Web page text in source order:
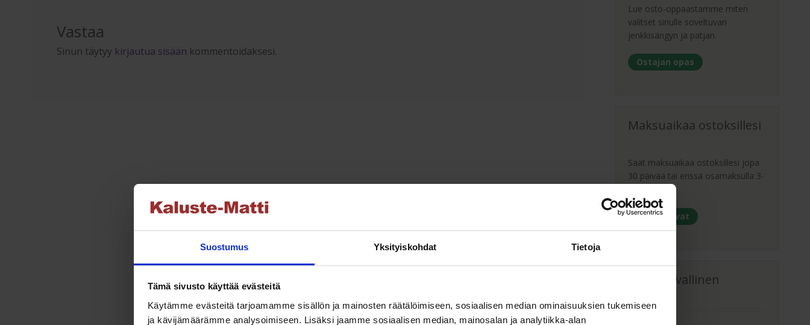
Suostumus Yksityiskohdat Tietoja
Tämä sivusto käyttää evästeitä
Käytämme evästeitä tarjoamamme sisällön ja mainosten räätälöimiseen, sosiaalisen median ominaisuuksien tukemiseen
ja kävijämäärämme analysoimiseen. Lisäksi jaamme sosiaalisen median, mainosalan ja analytiikka-alan
Vastaa
Sinun täytyy kirjautua sisään kommentoidaksesi.
Lue osto-oppaastamme miten
valitset sinulle soveltuvan
jenkkisängyn ja patjan.
Ostajan opas
Maksuaikaa ostoksillesi
Saat maksuaikaa ostoksillesi jopa
30 päivää tai erissä osamaksulla 3-
Maksutavat
Oma turvallinen